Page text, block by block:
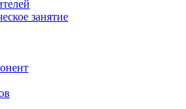
занятие